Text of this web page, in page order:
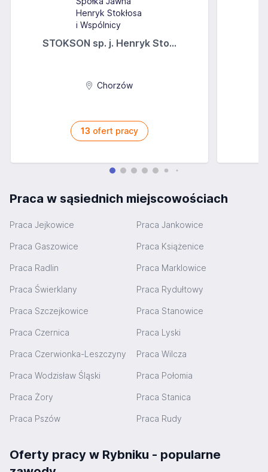
STOKSON sp. j. Henryk Sto...
Chorzów
13 ofert pracy
Praca w sąsiednich miejscowościach
Praca Jejkowice Praca Jankowice
Praca Gaszowice Praca Książenice
Praca Radlin Praca Marklowice
Praca Świerklany Praca Rydułtowy
Praca Szczejkowice Praca Stanowice
Praca Czernica Praca Lyski
Praca Czerwionka-Leszczyny Praca Wilcza
Praca Wodzisław Śląski Praca Połomia
Praca Żory Praca Stanica
Praca Pszów Praca Rudy
Oferty pracy w Rybniku - popularne